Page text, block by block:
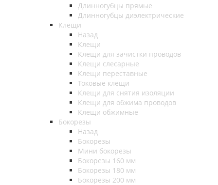
Длинногубцы прямые
Длинногубцы диэлектрические
Клещи
Назад
Клещи
Клещи для зачистки проводов
Клещи слесарные
Клещи переставные
Токовые клещи
Клещи для снятия изоляции
Клещи для обжима проводов
Клещи обжимные
Бокорезы
Назад
Бокорезы
Мини бокорезы
Бокорезы 160 мм
Бокорезы 180 мм
Бокорезы 200 мм